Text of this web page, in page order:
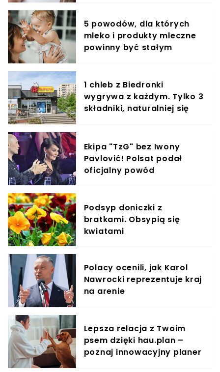
5 powodów, dla których
mleko i produkty mleczne
powinny być stałym
1 chleb z Biedronki
wygrywa z każdym. Tylko 3
składniki, naturalniej się
Ekipa "TzG" bez Iwony
Pavlović! Polsat podał
oficjalny powód
Podsyp doniczki z
bratkami. Obsypią się
kwiatami
Polacy ocenili, jak Karol
Nawrocki reprezentuje kraj
na arenie
Lepsza relacja z Twoim
psem dzięki hau.plan –
poznaj innowacyjny planer